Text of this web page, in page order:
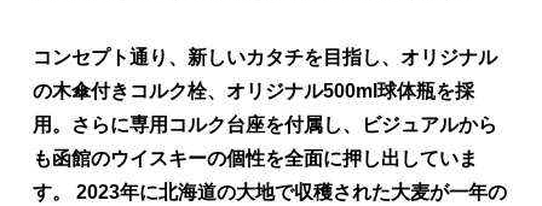
コンセプト通り、新しいカタチを目指し、オリジナル
の木傘付きコルク栓、オリジナル500ml球体瓶を採
用。さらに専用コルク台座を付属し、ビジュアルから
も函館のウイスキーの個性を全面に押し出していま
す。 2023年に北海道の大地で収穫された大麦が一年の